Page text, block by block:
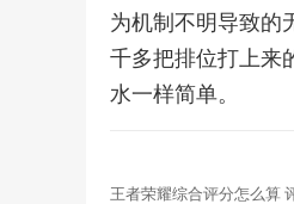
为机制不明导致的
千多把排位打上来
水一样简单。
王者荣耀综合评分怎么算